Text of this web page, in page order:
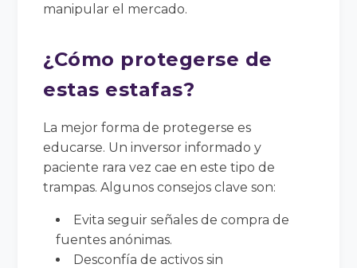
manipular el mercado.
¿Cómo protegerse de
estas estafas?
La mejor forma de protegerse es
educarse. Un inversor informado y
paciente rara vez cae en este tipo de
trampas. Algunos consejos clave son:
Evita seguir señales de compra de
fuentes anónimas.
Desconfía de activos sin